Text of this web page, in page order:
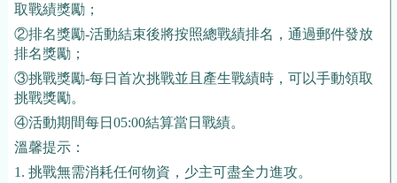
取戰績獎勵；
②排名獎勵-活動結束後將按照總戰績排名，通過郵件發放
排名獎勵；
③挑戰獎勵-每日首次挑戰並且產生戰績時，可以手動領取
挑戰獎勵。
④活動期間每日05:00結算當日戰績。
溫馨提示：
1. 挑戰無需消耗任何物資，少主可盡全力進攻。